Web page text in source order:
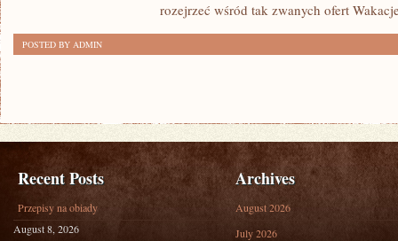
rozejrzeć wśród tak zwanych ofert
POSTED BY ADMIN
Recent Posts
Przepisy na obiady
August 8, 2026
Archives
August 2026
July 2026